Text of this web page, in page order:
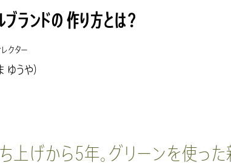
ブランドの 作り方とは？
レクター
ゆうや）
上げから5年。グリーンを使っ